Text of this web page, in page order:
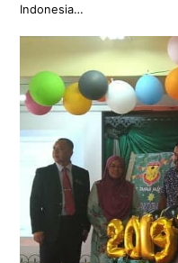
Indonesia…